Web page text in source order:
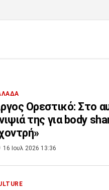
Ορεστικό: Στο
της για body
16 Ιουλ 2026 13:36